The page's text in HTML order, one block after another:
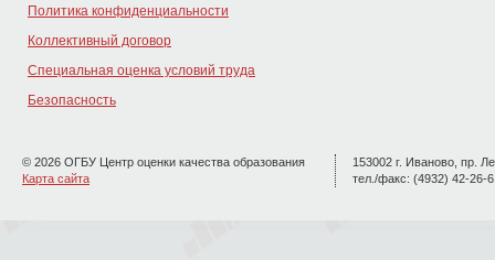
Политика конфиденциальности
Коллективный договор
Специальная оценка условий труда
Безопасность
© 2026 ОГБУ Центр оценки качества образования
Карта сайта
153002 г. Иваново, пр.
тел./факс: (4932) 42-26-